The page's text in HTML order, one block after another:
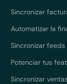
Sincronizar
Automatizar la
Sincronizar
Potenciar tus
Sincronizar